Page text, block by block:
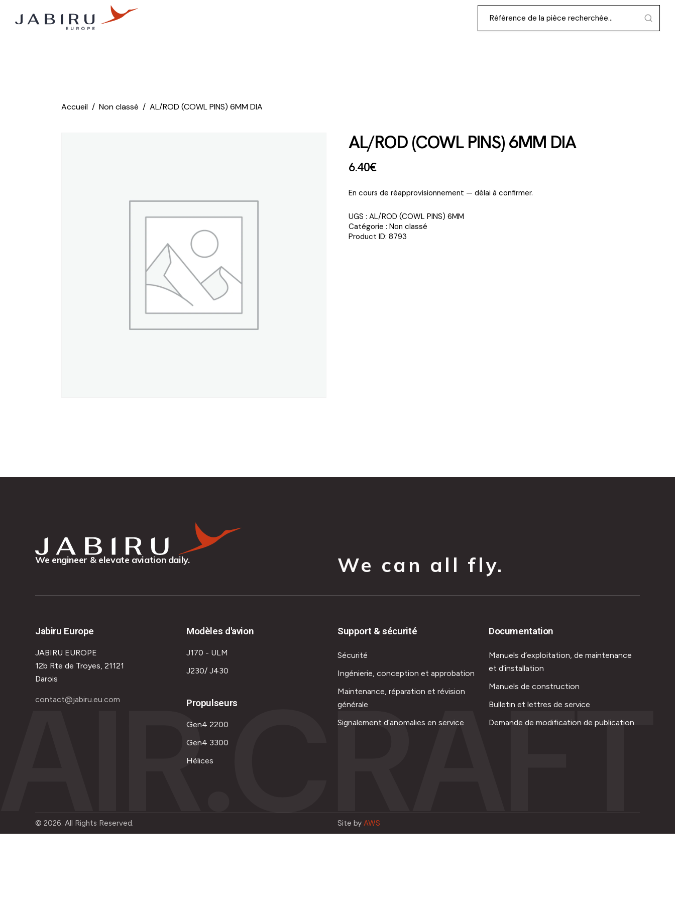
Accueil Non classé AL/ROD (COWL PINS) 6MM DIA
AL/ROD (COWL PINS) 6MM DIA
6.40€
En cours de réapprovisionnement — délai à confirmer.
UGS : AL/ROD (COWL PINS) 6MM
Catégorie : Non classé
Product ID: 8793
We engineer & elevate aviation daily. We can all fly.
Jabiru Europe
JABIRU EUROPE
12b Rte de Troyes, 21121
Darois
contact@jabiru.eu.com
Modèles d'avion
J170 - ULM
J230/ J430
Propulseurs
Gen4 2200
Gen4 3300
Hélices
Support & sécurité
Sécurité
Ingénierie, conception et approbation
Maintenance, réparation et révision
générale
Signalement d’anomalies en service
Documentation
Manuels d’exploitation, de maintenance
et d’installation
Manuels de construction
Bulletin et lettres de service
Demande de modification de publication
AIR.CRAFT
© 2026. All Rights Reserved. Site by AWS